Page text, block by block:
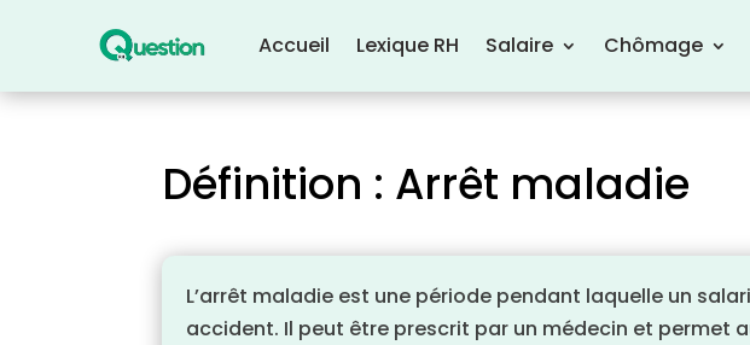
Accueil Lexique RH Salaire Chômage
Définition : Arrêt maladie
L’arrêt maladie est une période pendant laquelle un
accident. Il peut être prescrit par un médecin et permet